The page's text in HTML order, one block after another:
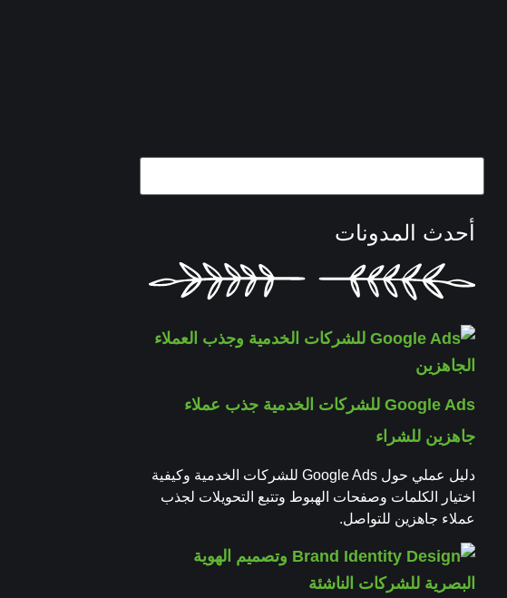
أحدث المدونات
Google Ads للشركات الخدمية جذب عملاء
جاهزين للشراء
دليل عملي حول Google Ads للشركات الخدمية وكيفية
اختيار الكلمات وصفحات الهبوط وتتبع التحويلات لجذب
عملاء جاهزين للتواصل.